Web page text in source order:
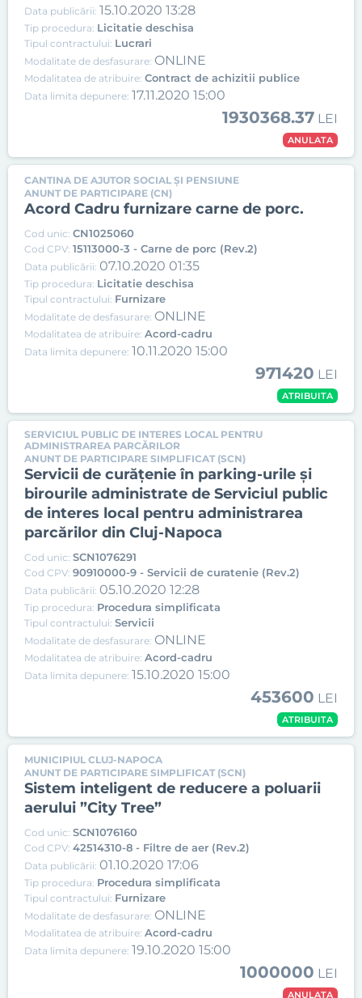
Data publicării: 15.10.2020 13:28
Tip procedura: Licitatie deschisa
Tipul contractului: Lucrari
Modalitate de desfasurare: ONLINE
Modalitatea de atribuire: Contract de achizitii publice
Data limita depunere: 17.11.2020 15:00
1930368.37 LEI
ANULATA
CANTINA DE AJUTOR SOCIAL ȘI PENSIUNE
ANUNT DE PARTICIPARE (CN)
Acord Cadru furnizare carne de porc.
Cod unic: CN1025060
Cod CPV: 15113000-3 - Carne de porc (Rev.2)
Data publicării: 07.10.2020 01:35
Tip procedura: Licitatie deschisa
Tipul contractului: Furnizare
Modalitate de desfasurare: ONLINE
Modalitatea de atribuire: Acord-cadru
Data limita depunere: 10.11.2020 15:00
971420 LEI
ATRIBUITA
SERVICIUL PUBLIC DE INTERES LOCAL PENTRU
ADMINISTRAREA PARCĂRILOR
ANUNT DE PARTICIPARE SIMPLIFICAT (SCN)
Servicii de curățenie în parking-urile și
birourile administrate de Serviciul public
de interes local pentru administrarea
parcărilor din Cluj-Napoca
Cod unic: SCN1076291
Cod CPV: 90910000-9 - Servicii de curatenie (Rev.2)
Data publicării: 05.10.2020 12:28
Tip procedura: Procedura simplificata
Tipul contractului: Servicii
Modalitate de desfasurare: ONLINE
Modalitatea de atribuire: Acord-cadru
Data limita depunere: 15.10.2020 15:00
453600 LEI
ATRIBUITA
MUNICIPIUL CLUJ-NAPOCA
ANUNT DE PARTICIPARE SIMPLIFICAT (SCN)
Sistem inteligent de reducere a poluarii
aerului ”City Tree”
Cod unic: SCN1076160
Cod CPV: 42514310-8 - Filtre de aer (Rev.2)
Data publicării: 01.10.2020 17:06
Tip procedura: Procedura simplificata
Tipul contractului: Furnizare
Modalitate de desfasurare: ONLINE
Modalitatea de atribuire: Acord-cadru
Data limita depunere: 19.10.2020 15:00
1000000 LEI
ANULATA